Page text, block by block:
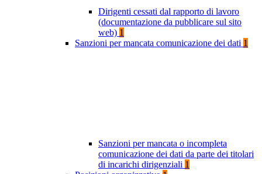
Dirigenti cessati dal rapporto di lavoro
(documentazione da pubblicare sul sito
web) 1
Sanzioni per mancata comunicazione dei dati 1
Sanzioni per mancata o incompleta
comunicazione dei dati da parte dei titolari
di incarichi dirigenziali 1